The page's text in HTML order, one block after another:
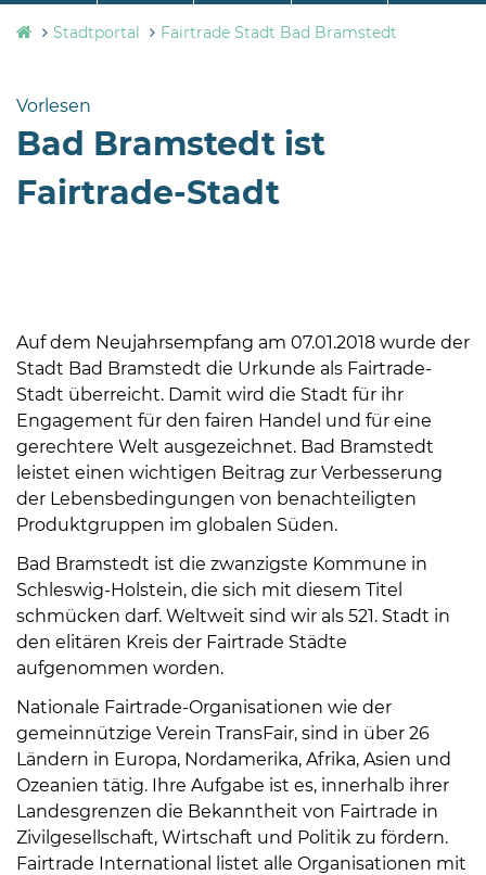
Stadtverwaltung
Bramstedt
Bleeck 15-
24576 Bad
Bramstedt
Mo,
Di,
Fr
08
Uhr
08
Uhr
und
14
language
Select Language
Stadtportal Fairtrade Stadt Bad Bramstedt
Vorlesen
Bad Bramstedt ist
Fairtrade-Stadt
Auf dem Neujahrsempfang am 07.01.2018 wurde der
Stadt Bad Bramstedt die Urkunde als Fairtrade-
Stadt überreicht. Damit wird die Stadt für ihr
Engagement für den fairen Handel und für eine
gerechtere Welt ausgezeichnet. Bad Bramstedt
leistet einen wichtigen Beitrag zur Verbesserung
der Lebensbedingungen von benachteiligten
Produktgruppen im globalen Süden.
Bad Bramstedt ist die zwanzigste Kommune in
Schleswig-Holstein, die sich mit diesem Titel
schmücken darf. Weltweit sind wir als 521. Stadt in
den elitären Kreis der Fairtrade Städte
aufgenommen worden.
Nationale Fairtrade-Organisationen wie der
gemeinnützige Verein TransFair, sind in über 26
Ländern in Europa, Nordamerika, Afrika, Asien und
Ozeanien tätig. Ihre Aufgabe ist es, innerhalb ihrer
Landesgrenzen die Bekanntheit von Fairtrade in
Zivilgesellschaft, Wirtschaft und Politik zu fördern.
Fairtrade International listet alle Organisationen mit